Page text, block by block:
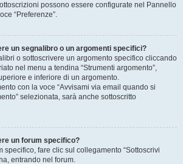
possono essere configurate nel Pannello
“Preferenze”.
un segnalibro o un argomenti specifici?
o sottoscrivere un argomento specifico cliccando
nel menu a tendina “Strumenti argomento”,
e inferiore di un argomento.
con la voce “Avvisami via email quando si
selezionata, sarà anche sottoscritto
un forum specifico?
specifico, fare clic sul collegamento “Sottoscrivi
entrando nel forum.